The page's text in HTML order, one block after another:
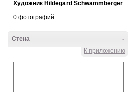
Художник Hildegard Schwammberger
0 фотографий
-
Стена
К приложению